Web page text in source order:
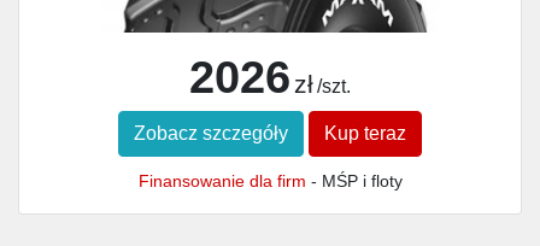
2026 zł/szt.
Zobacz szczegóły Kup teraz
Finansowanie dla firm - MŚP i floty